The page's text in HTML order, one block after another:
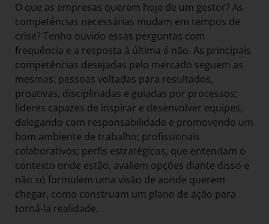
O que as empresas querem hoje de um gestor? As
competências necessárias mudam em tempos de
crise? Tenho ouvido essas perguntas com
frequência e a resposta à última é não. As principais
competências desejadas pelo mercado seguem as
mesmas: pessoas voltadas para resultados,
proativas, disciplinadas e guiadas por processos;
líderes capazes de inspirar e desenvolver equipes,
delegando com responsabilidade e promovendo um
bom ambiente de trabalho; profissionais
colaborativos; perfis estratégicos, que entendam o
contexto onde estão, avaliem opções diante disso e
não só formulem uma visão de aonde querem
chegar, como construam um plano de ação para
torná-la realidade.